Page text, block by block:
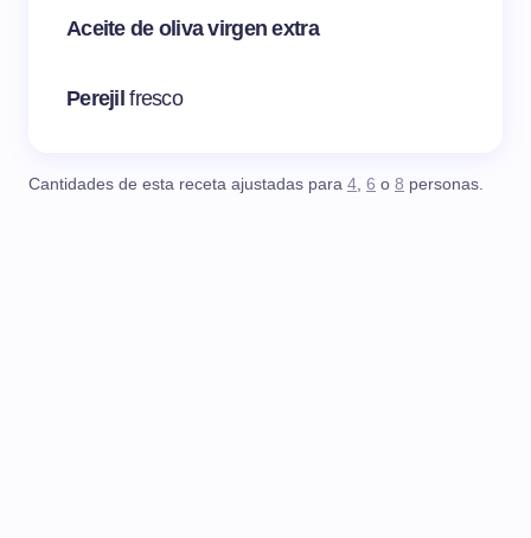
Aceite de oliva virgen extra
Perejilfresco
Cantidades de esta receta ajustadas para 4, 6 o 8 personas.